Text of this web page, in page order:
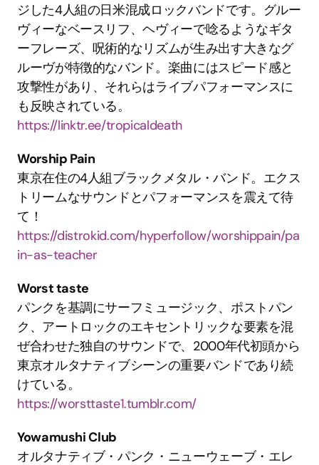
ジした4人組の日米混成ロックバンドです。グルー
ヴィーなベースリフ、ヘヴィーで唸るようなギタ
ーフレーズ、呪術的なリズムが生み出す大きなグ
ルーヴが特徴的なバンド。楽曲にはスピード感と
攻撃性があり、それらはライブパフォーマンスに
も反映されている。
https://linktr.ee/tropicaldeath
Worship Pain
東京在住の4人組ブラックメタル・バンド。エクス
トリームなサウンドとパフォーマンスを震えて待
て！
https://distrokid.com/hyperfollow/worshippain/pa
in-as-teacher
Worst taste
パンクを基調にサーフミュージック、ポストパン
ク、アートロックのエキセントリックな要素を混
ぜ合わせた独自のサウンドで、2000年代初頭から
東京オルタナティブシーンの重要バンドであり続
けている。
https://worsttaste1.tumblr.com/
Yowamushi Club
オルタナティブ・パンク・ニューウェーブ・エレ